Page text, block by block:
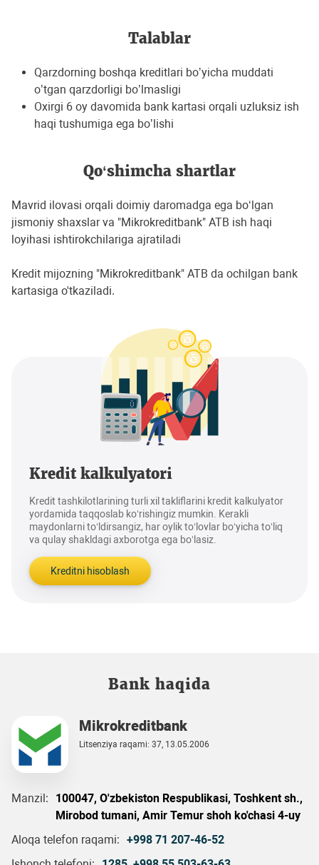
Talablar
Qarzdorning boshqa kreditlari boʼyicha muddati
oʼtgan qarzdorligi boʼlmasligi
Oxirgi 6 oy davomida bank kartasi orqali uzluksiz ish
haqi tushumiga ega boʼlishi
Qo‘shimcha shartlar
Mavrid ilovasi orqali doimiy daromadga ega bo‘lgan
jismoniy shaxslar va "Mikrokreditbank" ATB ish haqi
loyihasi ishtirokchilariga ajratiladi
Kredit mijozning "Mikrokreditbank" ATB da ochilgan bank
kartasiga o'tkaziladi.
Kredit kalkulyatori
Kredit tashkilotlarining turli xil takliflarini kredit kalkulyator
yordamida taqqoslab ko‘rishingiz mumkin. Kerakli
maydonlarni to‘ldirsangiz, har oylik to‘lovlar bo‘yicha to‘liq
va qulay shakldagi axborotga ega bo‘lasiz.
Kreditni hisoblash
Bank haqida
Mikrokreditbank
Litsenziya raqami: 37, 13.05.2006
Manzil:
100047, O'zbekiston Respublikasi, Toshkent sh.,
Mirobod tumani, Amir Temur shoh ko'chasi 4-uy
Aloqa telefon raqami: +998 71 207-46-52